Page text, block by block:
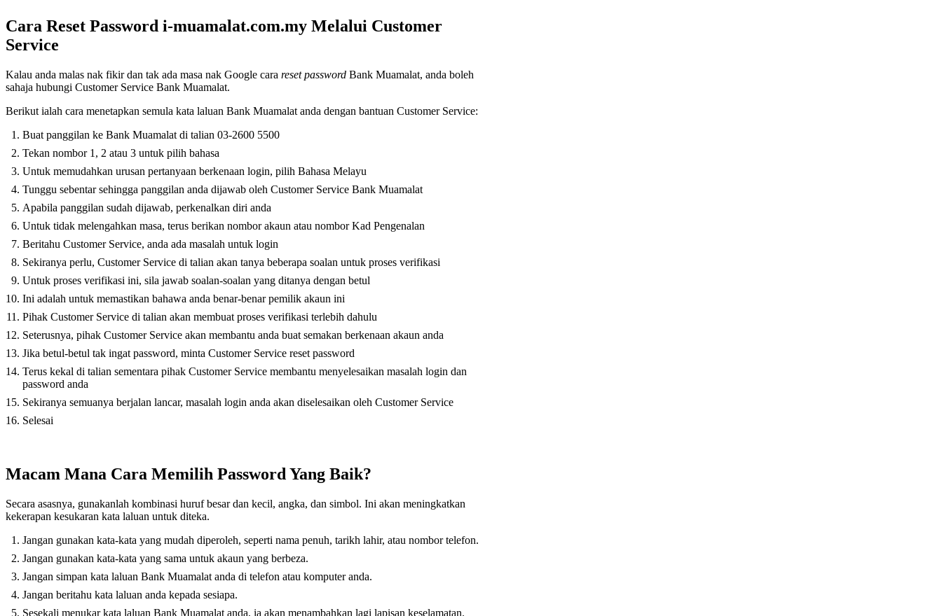
Cara Reset Password i-muamalat.com.my Melalui Customer
Service
Kalau anda malas nak fikir dan tak ada masa nak Google cara reset password Bank Muamalat, anda boleh
sahaja hubungi Customer Service Bank Muamalat.
Berikut ialah cara menetapkan semula kata laluan Bank Muamalat anda dengan bantuan Customer Service:
Buat panggilan ke Bank Muamalat di talian 03-2600 5500
Tekan nombor 1, 2 atau 3 untuk pilih bahasa
Untuk memudahkan urusan pertanyaan berkenaan login, pilih Bahasa Melayu
Tunggu sebentar sehingga panggilan anda dijawab oleh Customer Service Bank Muamalat
Apabila panggilan sudah dijawab, perkenalkan diri anda
Untuk tidak melengahkan masa, terus berikan nombor akaun atau nombor Kad Pengenalan
Beritahu Customer Service, anda ada masalah untuk login
Sekiranya perlu, Customer Service di talian akan tanya beberapa soalan untuk proses verifikasi
Untuk proses verifikasi ini, sila jawab soalan-soalan yang ditanya dengan betul
Ini adalah untuk memastikan bahawa anda benar-benar pemilik akaun ini
Pihak Customer Service di talian akan membuat proses verifikasi terlebih dahulu
Seterusnya, pihak Customer Service akan membantu anda buat semakan berkenaan akaun anda
Jika betul-betul tak ingat password, minta Customer Service reset password
Terus kekal di talian sementara pihak Customer Service membantu menyelesaikan masalah login dan
password anda
Sekiranya semuanya berjalan lancar, masalah login anda akan diselesaikan oleh Customer Service
Selesai
Macam Mana Cara Memilih Password Yang Baik?
Secara asasnya, gunakanlah kombinasi huruf besar dan kecil, angka, dan simbol. Ini akan meningkatkan
kekerapan kesukaran kata laluan untuk diteka.
Jangan gunakan kata-kata yang mudah diperoleh, seperti nama penuh, tarikh lahir, atau nombor telefon.
Jangan gunakan kata-kata yang sama untuk akaun yang berbeza.
Jangan simpan kata laluan Bank Muamalat anda di telefon atau komputer anda.
Jangan beritahu kata laluan anda kepada sesiapa.
Sesekali menukar kata laluan Bank Muamalat anda, ia akan menambahkan lagi lapisan keselamatan.